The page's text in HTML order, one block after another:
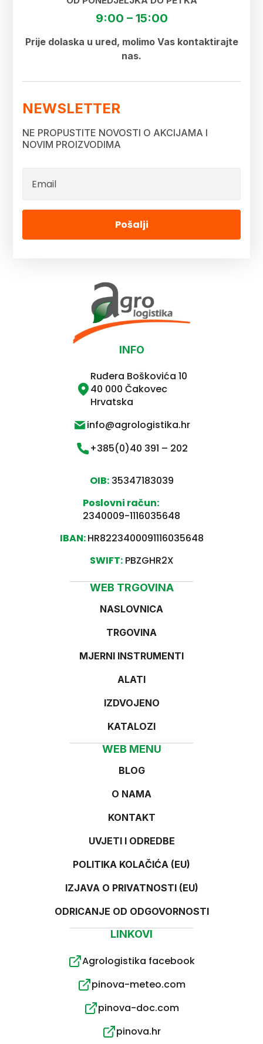
9:00 – 15:00
Prije dolaska u ured, molimo Vas kontaktirajte
nas.
NEWSLETTER
NE PROPUSTITE NOVOSTI O AKCIJAMA I
NOVIM PROIZVODIMA
Pošalji
INFO
Ruđera Boškovića 10
40 000 Čakovec
Hrvatska
info@agrologistika.hr
+385(0)40 391 – 202
OIB:35347183039
Poslovni račun:
2340009-1116035648
IBAN:HR8223400091116035648
SWIFT:PBZGHR2X
LINKOVI
Agrologistika facebook
pinova-meteo.com
pinova-doc.com
pinova.hr
WEB TRGOVINA
NASLOVNICA
TRGOVINA
MJERNI INSTRUMENTI
ALATI
IZDVOJENO
KATALOZI
WEB MENU
BLOG
O NAMA
KONTAKT
UVJETI I ODREDBE
POLITIKA KOLAČIĆA (EU)
IZJAVA O PRIVATNOSTI (EU)
ODRICANJE OD ODGOVORNOSTI